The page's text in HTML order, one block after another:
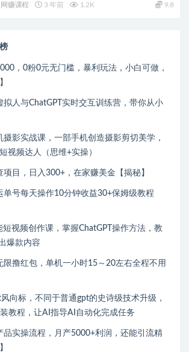
网赚课程 3 年前 1.2K 9.8
，0粉0元无门槛，暴利玩法，小白可做，
拟人与ChatGPT实时交互训练营，带你从小
摄影实战课，一部手机创造摄影剪切美学，
视频达人（思维+实操）
项目，日入300+，在家赚美金【揭秘】
单号每天操作10分钟收益30+保姆级教程
短视频创作课，​掌握ChatGPT操作方法，教
爆款内容
限撸红包，单机一小时15～20左右全程不用
向标，不同于普通gpt的史诗级技术升级，
教程，让AI指导AI自动化完成任务
品实操流程，月产5000+利润，还能引流精